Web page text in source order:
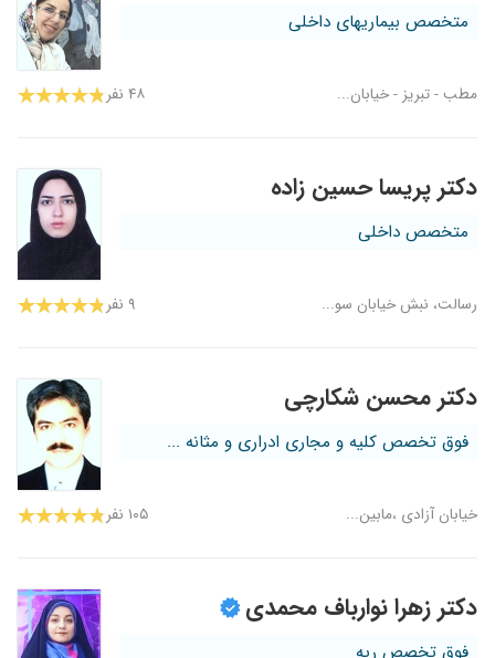
متخصص بیماریهای داخلی
مطب - تبریز - خیابان... ۴۸ نفر
دکتر پریسا حسین زاده
متخصص داخلی
رسالت، نبش خیابان سو... ۹ نفر
دکتر محسن شکارچی
فوق تخصص کلیه و مجاری ادراری و مثانه ...
خیابان آزادی ،مابین... ۱۰۵ نفر
دکتر زهرا نوارباف محمدی
فوق تخصص ریه